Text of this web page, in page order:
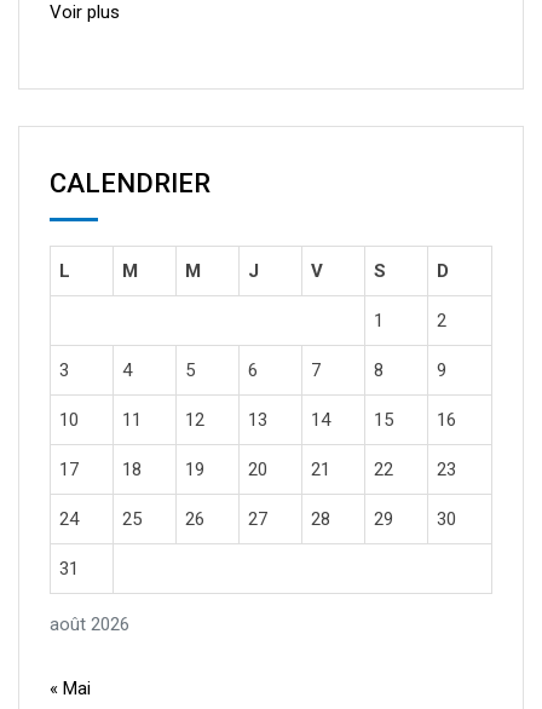
Voir plus
CALENDRIER
août 2026
L M M J V S D
1 2
3 4 5 6 7 8 9
10 11 12 13 14 15 16
17 18 19 20 21 22 23
24 25 26 27 28 29 30
31
« Mai